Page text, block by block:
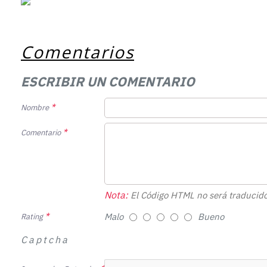
Comentarios
ESCRIBIR UN COMENTARIO
Nombre
Comentario
Nota:El Código HTML no será
Rating Malo Bueno
Captcha